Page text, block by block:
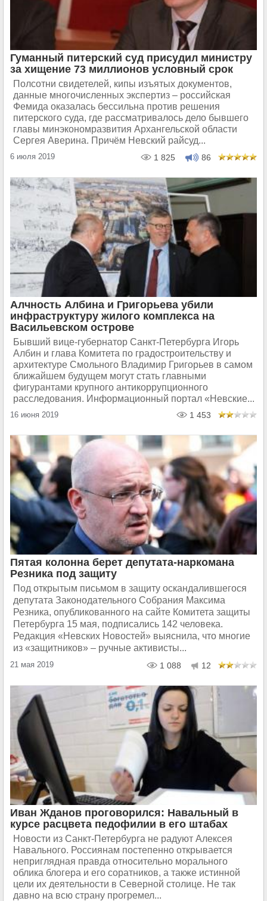
Гуманный питерский суд присудил министру
за хищение 73 миллионов условный срок
Полсотни свидетелей, кипы изъятых документов,
данные многочисленных экспертиз – российская
Фемида оказалась бессильна против решения
питерского суда, где рассматривалось дело бывшего
главы минэкономразвития Архангельской области
Сергея Аверина. Причём Невский райсуд...
6 июля 2019 1 825 86
Алчность Албина и Григорьева убили
инфраструктуру жилого комплекса на
Васильевском острове
Бывший вице-губернатор Санкт-Петербурга Игорь
Албин и глава Комитета по градостроительству и
архитектуре Смольного Владимир Григорьев в самом
ближайшем будущем могут стать главными
фигурантами крупного антикоррупционного
расследования. Информационный портал «Невские...
16 июня 2019 1 453
Пятая колонна берет депутата-наркомана
Резника под защиту
Под открытым письмом в защиту оскандалившегося
депутата Законодательного Собрания Максима
Резника, опубликованного на сайте Комитета защиты
Петербурга 15 мая, подписались 142 человека.
Редакция «Невских Новостей» выяснила, что многие
из «защитников» – ручные активисты...
21 мая 2019 1 088 12
Иван Жданов проговорился: Навальный в
курсе расцвета педофилии в его штабах
Новости из Санкт-Петербурга не радуют Алексея
Навального. Россиянам постепенно открывается
неприглядная правда относительно морального
облика блогера и его соратников, а также истинной
цели их деятельности в Северной столице. Не так
давно на всю страну прогремел...